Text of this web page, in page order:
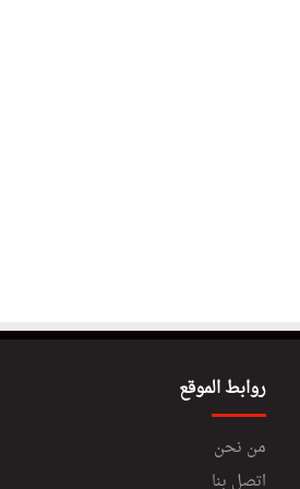
روابط الموقع
من نحن
اتصل بنا